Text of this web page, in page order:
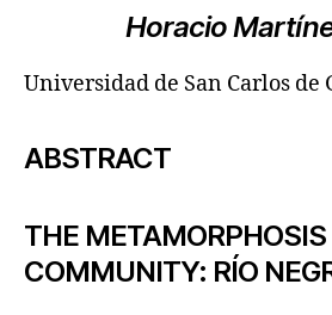
Horacio
Universidad de San Carlos de
ABSTRACT
THE
COMMUNITY: RÍO